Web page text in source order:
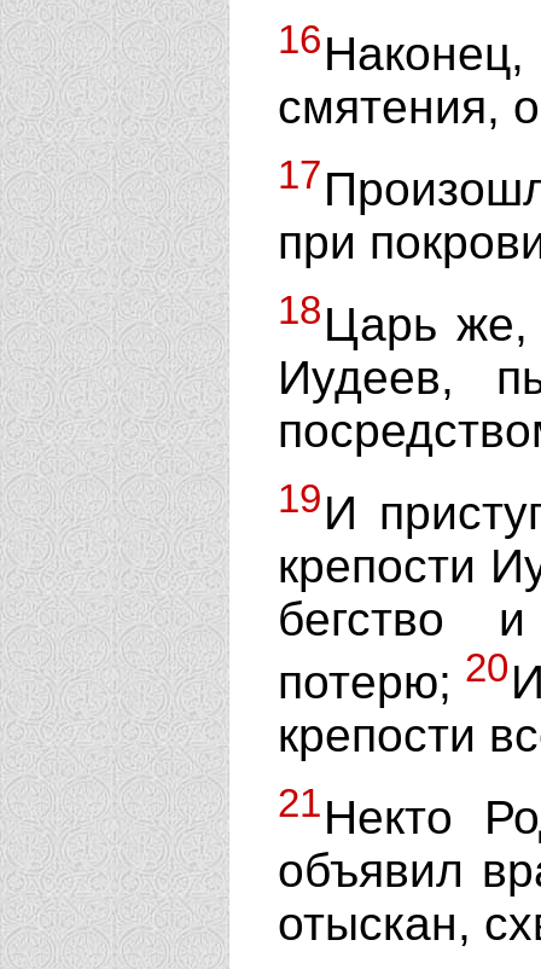
16
смятения,
17
при
18Царь же,
Иудеев,
19И
крепости
бегство
потерю; 20
крепости
21Некто
объявил
отыскан,